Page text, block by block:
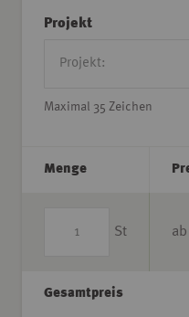
Projekt
Maximal 35 Zeichen
Menge
St ab
Gesamtpreis